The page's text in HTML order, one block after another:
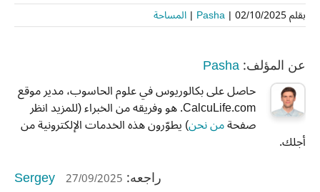
بقلم Pasha | 02/10/2025
| المساحة
عن المؤلف: Pasha
حاصل على بكالوريوس في علوم الحاسوب، مدير موقع
CalcuLife.com. هو وفريقه من الخبراء (للمزيد انظر
صفحةمن نحن) يطوّرون هذه الخدمات الإلكترونية من
أجلك.
راجعه: Sergey 27/09/2025